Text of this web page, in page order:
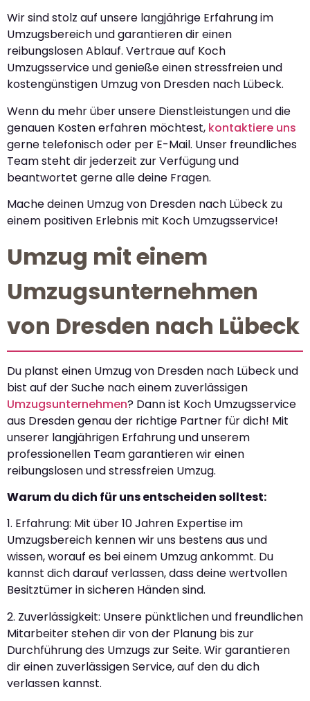
Wir sind stolz auf unsere langjährige Erfahrung im
Umzugsbereich und garantieren dir einen
reibungslosen Ablauf. Vertraue auf Koch
Umzugsservice und genieße einen stressfreien und
kostengünstigen Umzug von Dresden nach Lübeck.
Wenn du mehr über unsere Dienstleistungen und die
genauen Kosten erfahren möchtest, kontaktiere uns
gerne telefonisch oder per E-Mail. Unser freundliches
Team steht dir jederzeit zur Verfügung und
beantwortet gerne alle deine Fragen.
Mache deinen Umzug von Dresden nach Lübeck zu
einem positiven Erlebnis mit Koch Umzugsservice!
Umzug mit einem
Umzugsunternehmen
von Dresden nach Lübeck
Du planst einen Umzug von Dresden nach Lübeck und
bist auf der Suche nach einem zuverlässigen
Umzugsunternehmen? Dann ist Koch Umzugsservice
aus Dresden genau der richtige Partner für dich! Mit
unserer langjährigen Erfahrung und unserem
professionellen Team garantieren wir einen
reibungslosen und stressfreien Umzug.
Warum du dich für uns entscheiden solltest:
1. Erfahrung: Mit über 10 Jahren Expertise im
Umzugsbereich kennen wir uns bestens aus und
wissen, worauf es bei einem Umzug ankommt. Du
kannst dich darauf verlassen, dass deine wertvollen
Besitztümer in sicheren Händen sind.
2. Zuverlässigkeit: Unsere pünktlichen und freundlichen
Mitarbeiter stehen dir von der Planung bis zur
Durchführung des Umzugs zur Seite. Wir garantieren
dir einen zuverlässigen Service, auf den du dich
verlassen kannst.